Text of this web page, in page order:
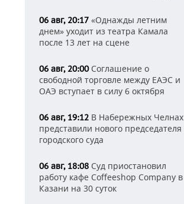
06 авг, 20:17 «Однажды летним
днем» уходит из театра Камала
после 13 лет на сцене
06 авг, 20:00Соглашение о
свободной торговле между ЕАЭС и
ОАЭ вступает в силу 6 октября
06 авг, 19:12 В Набережных Челнах
представили нового председателя
городского суда
06 авг, 18:08 Суд приостановил
работу кафе Coffeeshop Company в
Казани на 30 суток